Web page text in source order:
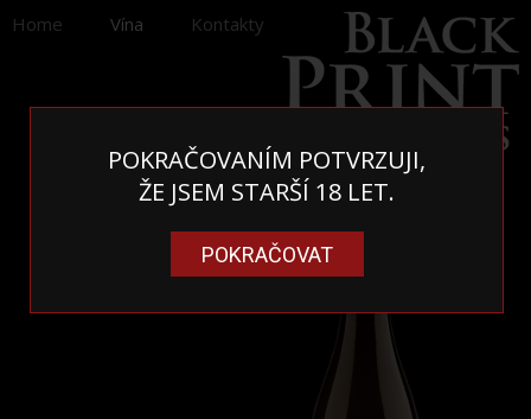
Home Vína Kontakty
POKRAČOVANÍM POTVRZUJI,
ŽE JSEM STARŠÍ 18 LET.
POKRAČOVAT